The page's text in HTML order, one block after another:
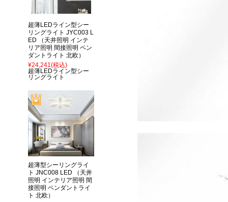
超薄LEDライン型シー
リングライト JYC003 L
ED （天井照明 インテ
リア照明 間接照明 ペン
ダントライト 北欧）
¥24,241(税込)
超薄LEDライン型シー
リングライト
超薄型シーリングライ
ト JNC008 LED （天井
照明 インテリア照明 間
接照明 ペンダントライ
ト 北欧）